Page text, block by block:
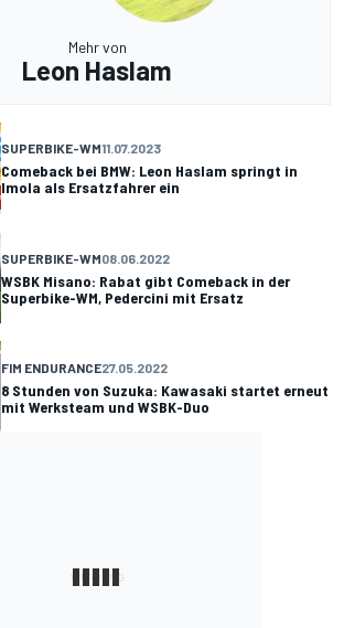
Mehr von
Leon Haslam
SUPERBIKE-WM11.07.2023
Comeback bei BMW: Leon Haslam springt in
Imola als Ersatzfahrer ein
SUPERBIKE-WM08.06.2022
WSBK Misano: Rabat gibt Comeback in der
Superbike-WM, Pedercini mit Ersatz
FIM ENDURANCE27.05.2022
8 Stunden von Suzuka: Kawasaki startet erneut
mit Werksteam und WSBK-Duo